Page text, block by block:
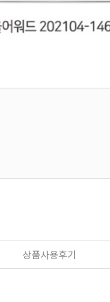
상품사용후기